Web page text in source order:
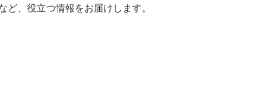
、役立つ情報をお届けします。